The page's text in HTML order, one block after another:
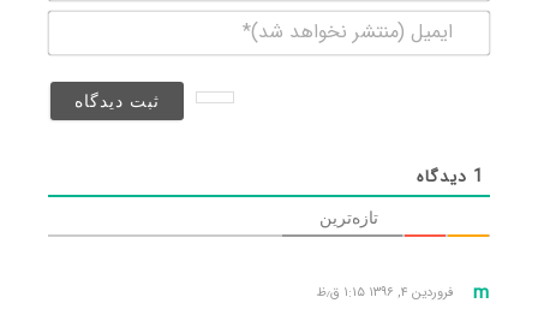
(منتشر
1 دیدگاه
تازه‌ترین
m فروردین ۴, ۱۳۹۶ ۱:۱۵ ق٫ظ